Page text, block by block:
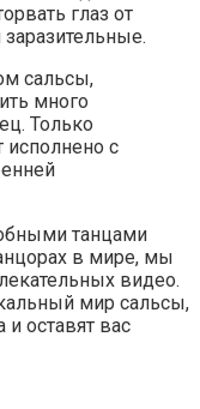
глаз от
сальсы,
много
Только
с
танцами
в мире, мы
видео.
мир сальсы,
и оставят вас